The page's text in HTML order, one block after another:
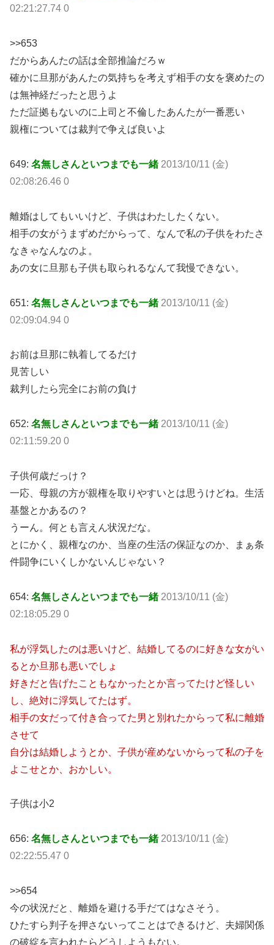
02:21:27.74 0
>>653
だからあんたの話は全部推論だろｗ
確かに旦那があんたの気持ちを考えず相手の女を褒めたの
は無神経だったと思うよ
ただ証拠もないのに上司と不倫したあんたが一番悪い
親権については裁判で争えば良いよ
649: 名無しさんといつまでも一緒 2013/10/11 (金)
02:08:26.46 0
離婚はしてもいいけど、子供はわたしたくない。
相手の女がうまずめだからって、なんで私の子供をわたさ
なきゃなんなのよ。
あの女に旦那も子供も取られるなんて我慢できない。
651: 名無しさんといつまでも一緒 2013/10/11 (金)
02:09:04.94 0
お前は旦那に執着してるだけ
見苦しい
裁判したら完全にお前の負け
652: 名無しさんといつまでも一緒 2013/10/11 (金)
02:11:59.20 0
子供何歳だっけ？
一応、母親の方が親権を取りやすいとは思うけどね。生活
基盤とかあるの？
うーん。何とも言えん状況だな。
とにかく、親権なのか、当座の生活の保証なのか、まぁ条
件闘争にいくしかないんじゃない？
654: 名無しさんといつまでも一緒 2013/10/11 (金)
02:18:05.29 0
私が浮気したのは悪いけど、結婚してるのに好きな女がい
るとか旦那も悪いでしょ
好きだと告げたこともなかったとか言ってたけど怪しい
し、絶対に浮気してたはず。
相手の女だって付き合ってた男と別れたからって私に離婚
させて
自分は結婚しようとか、子供が産めないからって私の子を
よこせとか、おかしい。
子供は小2
656: 名無しさんといつまでも一緒 2013/10/11 (金)
02:22:55.47 0
>>654
今の状況だと、離婚を避ける手だてはなさそう。
ひたすら判子を押さないってことはできるけど、夫婦関係
の破綻を言われたらどうしようもない。